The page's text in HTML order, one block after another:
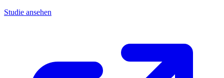
Studie ansehen